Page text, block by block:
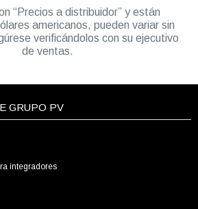
“Precios a distribuidor” y están
americanos, pueden variar sin
verificándolos con su ejecutivo
de ventas.
GRUPO PV
integradores